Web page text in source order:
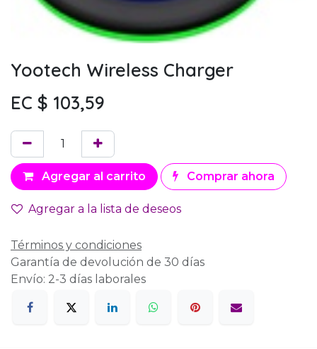
Yootech Wireless Charger
EC $ 103,59
Agregar al carrito Comprar ahora
Agregar a la lista de deseos
Términos y condiciones
Garantía de devolución de 30 días
Envío: 2-3 días laborales